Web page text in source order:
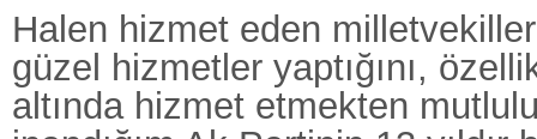
Halen hizmet eden
güzel hizmetler yaptığını,
altında hizmet etmekten